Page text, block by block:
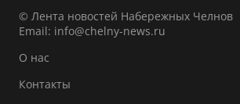
© Лента новостей Набережных Челнов
Email: info@chelny-news.ru
О нас
Контакты